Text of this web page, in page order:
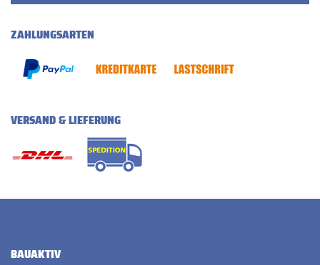
ZAHLUNGSARTEN
VERSAND & LIEFERUNG
BAUAKTIV